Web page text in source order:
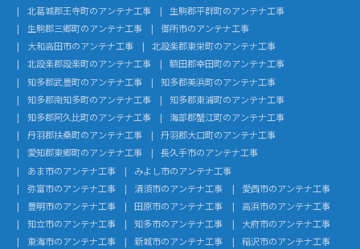
北葛城郡王寺町のアンテナ工事
生駒郡平群町のアンテナ工事
生駒郡三郷町のアンテナ工事
御所市のアンテナ工事
大和高田市のアンテナ工事
北設楽郡東栄町のアンテナ工事
北設楽郡設楽町のアンテナ工事
額田郡幸田町のアンテナ工事
知多郡武豊町のアンテナ工事
知多郡美浜町のアンテナ工事
知多郡南知多町のアンテナ工事
知多郡東浦町のアンテナ工事
知多郡阿久比町のアンテナ工事
海部郡蟹江町のアンテナ工事
丹羽郡扶桑町のアンテナ工事
丹羽郡大口町のアンテナ工事
愛知郡東郷町のアンテナ工事
長久手市のアンテナ工事
あま市のアンテナ工事
みよし市のアンテナ工事
弥富市のアンテナ工事
清須市のアンテナ工事
愛西市のアンテナ工事
豊明市のアンテナ工事
田原市のアンテナ工事
高浜市のアンテナ工事
知立市のアンテナ工事
知多市のアンテナ工事
大府市のアンテナ工事
東海市のアンテナ工事
新城市のアンテナ工事
稲沢市のアンテナ工事